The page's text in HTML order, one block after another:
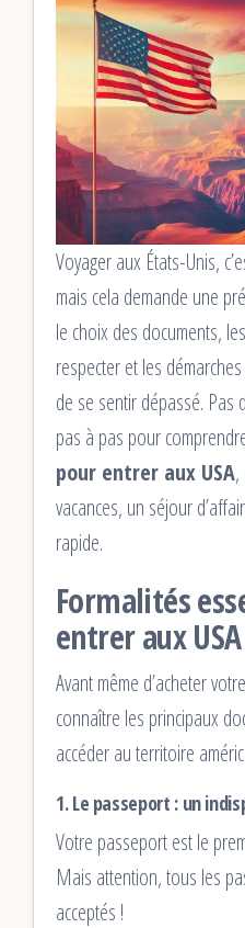
Voyager aux États-Unis,
mais cela demande une
le choix des documents,
respecter et les
de se sentir dépassé. Pas
pas à pas pour
pour entrer aux USA,
vacances, un séjour
rapide.
Formalités
entrer aux USA
Avant même d’acheter
connaître les principaux
accéder au territoire
1. Le passeport : un
Votre passeport est le
Mais attention, tous les
acceptés !